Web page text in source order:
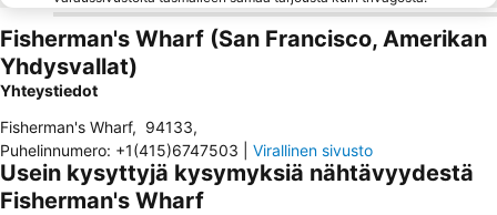
Fisherman's Wharf (San Francisco, Amerikan
Yhdysvallat)
Yhteystiedot
Fisherman's Wharf, 94133,
Puhelinnumero: +1(415)6747503 Virallinen sivusto
Usein kysyttyjä kysymyksiä nähtävyydestä
Fisherman's Wharf